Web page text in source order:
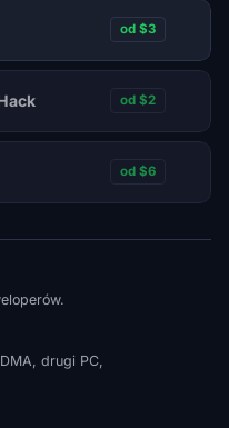
od $3
od $2
od $6
drugi PC,